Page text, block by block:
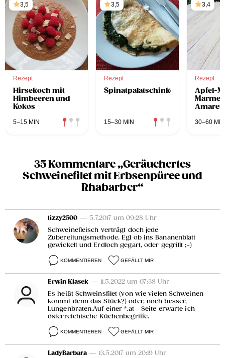
3,5
Rezept
Hirsekoch mit
Himbeeren und
Kokos
5–15 MIN
3,5
Rezept
Spinatpalatschinken
15–30 MIN
3,4
Rezept
Apfel-
30–60 MIN
35 Kommentare „Geräuchertes
Schweinefilet mit Erbsenpüree und
Rhabarber“
lizzy2500 — 5.7.2017 um 09:28 Uhr
Schweinefleisch verträgt doch jede
Zubereitungsmethode. Egl ob ins Bananenblatt
gewickelt und Erdloch gegart, oder gegrillt ;-)
KOMMENTIEREN GEFÄLLT MIR
Erwin Klasek — 11.5.2022 um 07:38 Uhr
Es heißt Schweinsfilet (von wie vielen Schweinen
kommt denn das Stück?) oder, noch besser,
Lungenbraten.Auf einer *.at - Seite erwarte ich
österreichische Küchenbegriffe.
KOMMENTIEREN GEFÄLLT MIR
LadyBarbara — 13.5.2017 um 20:19 Uhr